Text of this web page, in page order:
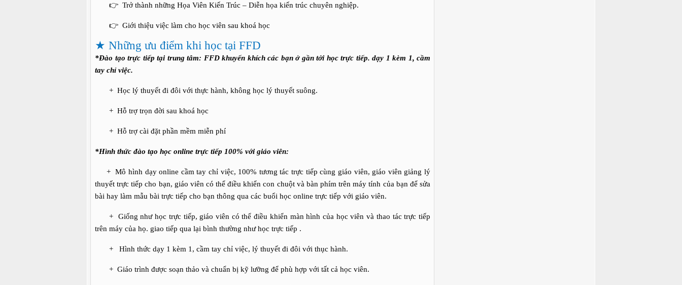
👉 Trở thành những Họa Viên Kiến Trúc – Diễn họa kiến trúc chuyên nghiệp.
👉 Giới thiệu việc làm cho học viên sau khoá học
★ Những ưu điểm khi học tại FFD
*Đào tạo trực tiếp tại trung tâm: FFD khuyến khích các bạn ở gần tới học trực tiếp. dạy 1 kèm 1, cầm
tay chỉ việc.
+ Học lý thuyết đi đôi với thực hành, không học lý thuyết suông.
+ Hỗ trợ trọn đời sau khoá học
+ Hỗ trợ cài đặt phần mềm miễn phí
*Hình thức đào tạo học online trực tiếp 100% với giáo viên:
+ Mô hình dạy online cầm tay chỉ việc, 100% tương tác trực tiếp cùng giáo viên, giáo viên giảng lý
thuyết trực tiếp cho bạn, giáo viên có thể điều khiển con chuột và bàn phím trên máy tính của bạn để sửa
bài hay làm mẫu bài trực tiếp cho bạn thông qua các buổi học online trực tiếp với giáo viên.
+
Giống như học trực tiếp, giáo viên có thể điều khiển màn hình của học viên và thao tác trực tiếp
trên máy của họ. giao tiếp qua lại bình thường như học trực tiếp .
+ Hình thức dạy 1 kèm 1, cầm tay chỉ việc, lý thuyết đi đôi với thục hành.
+ Giáo trình được soạn thảo và chuẩn bị kỹ lưỡng để phù hợp với tất cả học viên.